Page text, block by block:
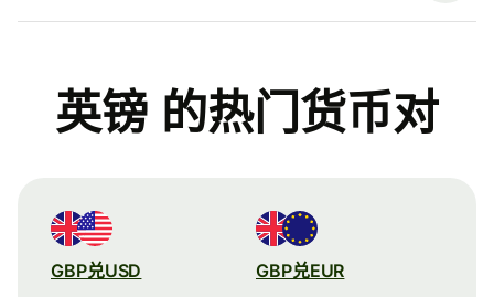
英镑 的热门货币对
GBP兑USD GBP兑EUR